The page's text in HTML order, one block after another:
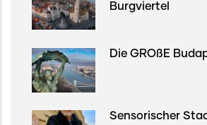
Burgviertel
Die GROßE
Sensorischer